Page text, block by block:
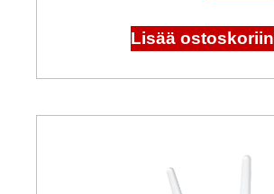
Lisää ostoskoriin